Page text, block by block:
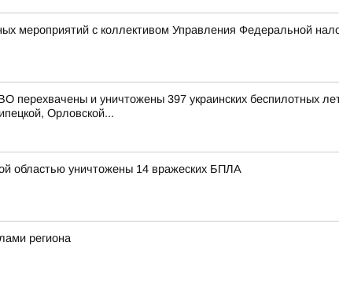
мероприятий с коллективом Управления Федеральной
и уничтожены 397 украинских беспилотных
Орловской...
областью уничтожены 14 вражеских БПЛА
региона